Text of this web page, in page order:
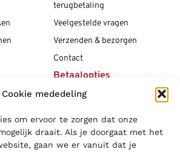
Cookie mededeling
om ervoor te zorgen dat onze
draait. Als je doorgaat met het
gaan we er vanuit dat je
terugbetaling
Veelgestelde vragen
Verzenden & bezorgen
Contact
Betaalopties
Social media